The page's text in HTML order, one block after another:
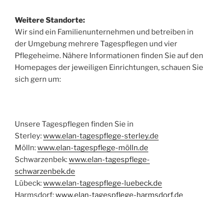
Weitere Standorte:
Wir sind ein Familienunternehmen und betreiben in
der Umgebung mehrere Tagespflegen und vier
Pflegeheime. Nähere Informationen finden Sie auf den
Homepages der jeweiligen Einrichtungen, schauen Sie
sich gern um:
Unsere Tagespflegen finden Sie in
Sterley:www.elan-tagespflege-sterley.de
Mölln:www.elan-tagespflege-mölln.de
Schwarzenbek:www.elan-tagespflege-
schwarzenbek.de
Lübeck:www.elan-tagespflege-luebeck.de
Harmsdorf:www.elan-tagespflege-harmsdorf.de